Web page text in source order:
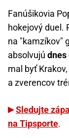
Fanúšikovia
hokejový duel.
na "kamzíkov"
absolvujú dnes
mal byť
a zverencov
Sledujte
na Tipsporte.